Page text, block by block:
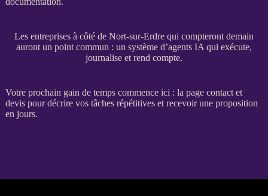
Les entreprises à côté de Nort-sur-Erdre qui compteront demain
auront un point commun : un système d’agents IA qui exécute,
journalise et rend compte.
Votre prochain gain de temps commence ici : la page contact et
devispour décrire vos tâches répétitives et recevoir une proposition
en jours.